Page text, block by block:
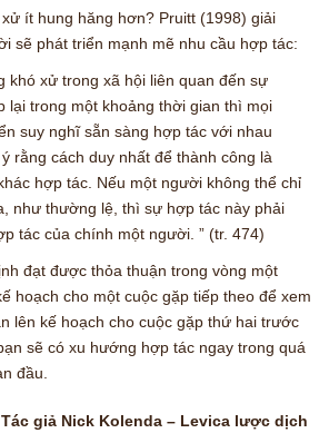
ít hung hăng hơn? Pruitt (1998) giải
sẽ phát triển mạnh mẽ nhu cầu hợp tác:
khó xử trong xã hội liên quan đến sự
lại trong một khoảng thời gian thì mọi
suy nghĩ sẵn sàng hợp tác với nhau
rằng cách duy nhất để thành công là
hợp tác. Nếu một người không thể chỉ
như thường lệ, thì sự hợp tác này phải
tác của chính một người. ” (tr. 474)
đạt được thỏa thuận trong vòng một
hoạch cho một cuộc gặp tiếp theo để xem
lên kế hoạch cho cuộc gặp thứ hai trước
sẽ có xu hướng hợp tác ngay trong quá
đầu.
Tác giả Nick Kolenda – Levica lược dịch